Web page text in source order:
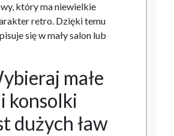
który ma niewielkie
retro. Dzięki temu
się w mały salon lub
małe
konsolki
dużych ław